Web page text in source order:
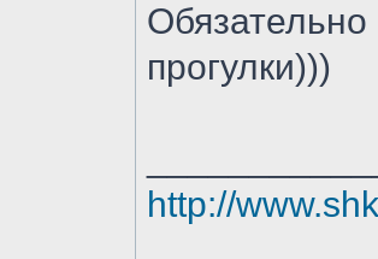
Обязательно
прогулки)))
http://